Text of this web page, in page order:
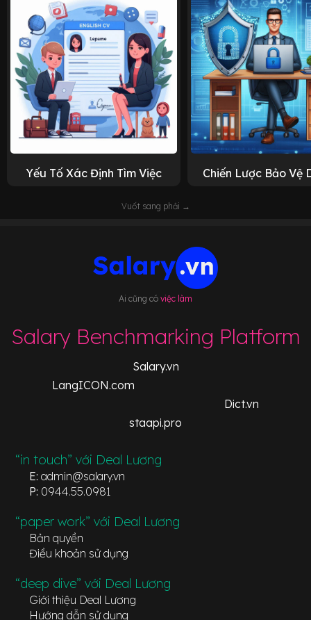
Yếu Tố Xác Định Tìm Việc Chiến Lược Bảo Vệ
Vuốt sang phải →
Ai cũng có việc làm
Salary Benchmarking Platform
Salary.vn
LangICON.com
Dict.vn
staapi.pro
“in touch” với Deal Lương
E: admin@salary.vn
P: 0944.55.0981
“paper work” với Deal Lương
Bản quyền
Điều khoản sử dụng
“deep dive” với Deal Lương
Giới thiệu Deal Lương
Hướng dẫn sử dụng